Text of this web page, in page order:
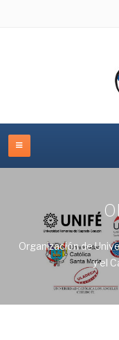
Organización de
y el